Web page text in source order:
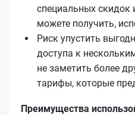
специальных скидок
можете получить,
Риск упустить
доступа к
не заметить более
тарифы, которые
Преимущества